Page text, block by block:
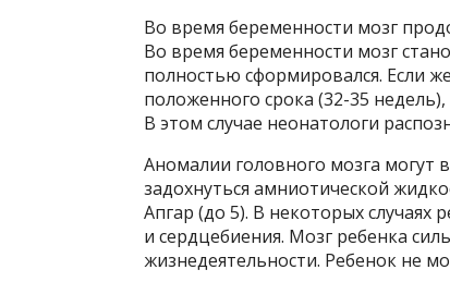
Во время беременности мозг
Во время беременности мозг
полностью сформировался. Если
положенного срока (32-35
В этом случае неонатологи
Аномалии головного мозга могут
задохнуться амниотической
Апгар (до 5). В некоторых случаях
и сердцебиения. Мозг ребенка
жизнедеятельности. Ребенок не